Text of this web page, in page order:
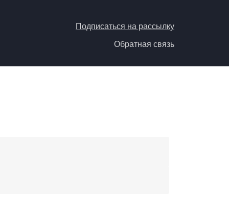
Подписаться на рассылку
Обратная связь